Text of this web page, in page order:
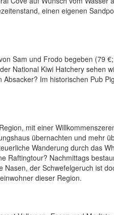
einen eigenen
Sam und Frodo begeben (79
National Kiwi Hatchery sehen
Im historischen Pub
mit einer
übernachten und mehr
Wanderung durch das
Raftingtour? Nachmittags
Nasen, der Schwefelgeruch ist
dieser Region.